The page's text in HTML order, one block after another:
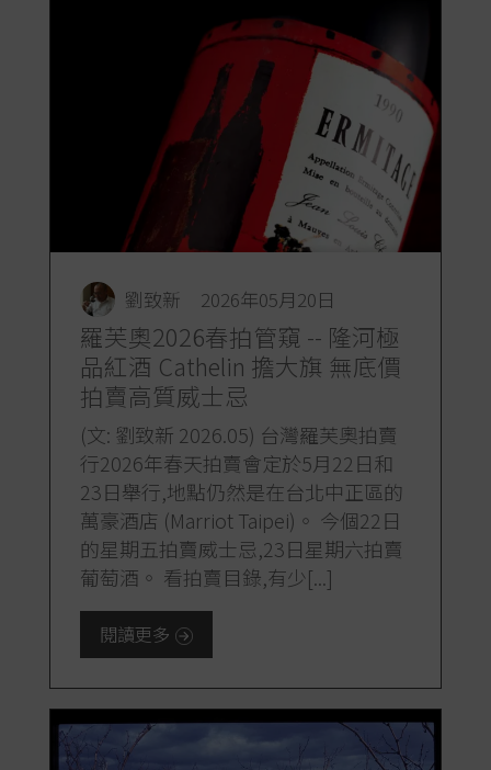
劉致新 2026年05月20日
羅芙奧2026春拍管窺 -- 隆河極
品紅酒 Cathelin 擔大旗 無底價
拍賣高質威士忌
(文: 劉致新 2026.05) 台灣羅芙奧拍賣
行2026年春天拍賣會定於5月22日和
23日舉行,地點仍然是在台北中正區的
萬豪酒店 (Marriot Taipei)。 今個22日
的星期五拍賣威士忌,23日星期六拍賣
葡萄酒。 看拍賣目錄,有少[...]
閱讀更多